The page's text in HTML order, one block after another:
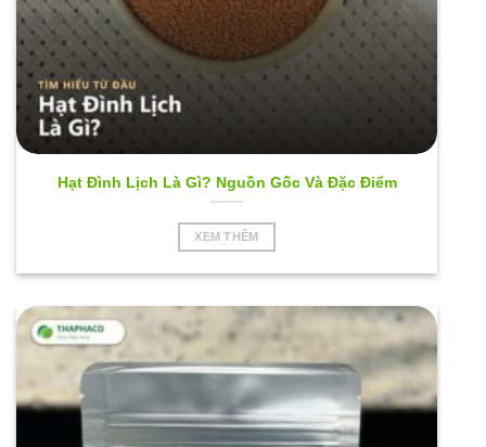
Hạt Đình Lịch Là Gì? Nguồn Gốc Và Đặc Điểm
XEM THÊM